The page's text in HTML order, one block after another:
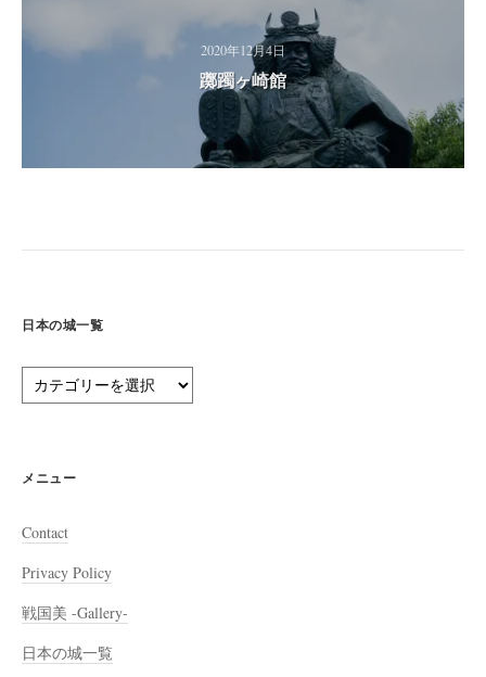
2020年12月4日
躑躅ヶ崎館
日本の城一覧
本
一
メニュー
Contact
Privacy Policy
戦国美 -Gallery-
日本の城一覧